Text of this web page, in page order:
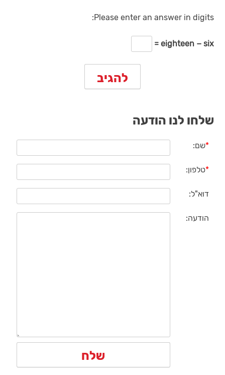
Please enter an answer in digits:
eighteen − six =
שלחו לנו הודעה
*שם:
*טלפון:
דוא"ל:
הודעה: